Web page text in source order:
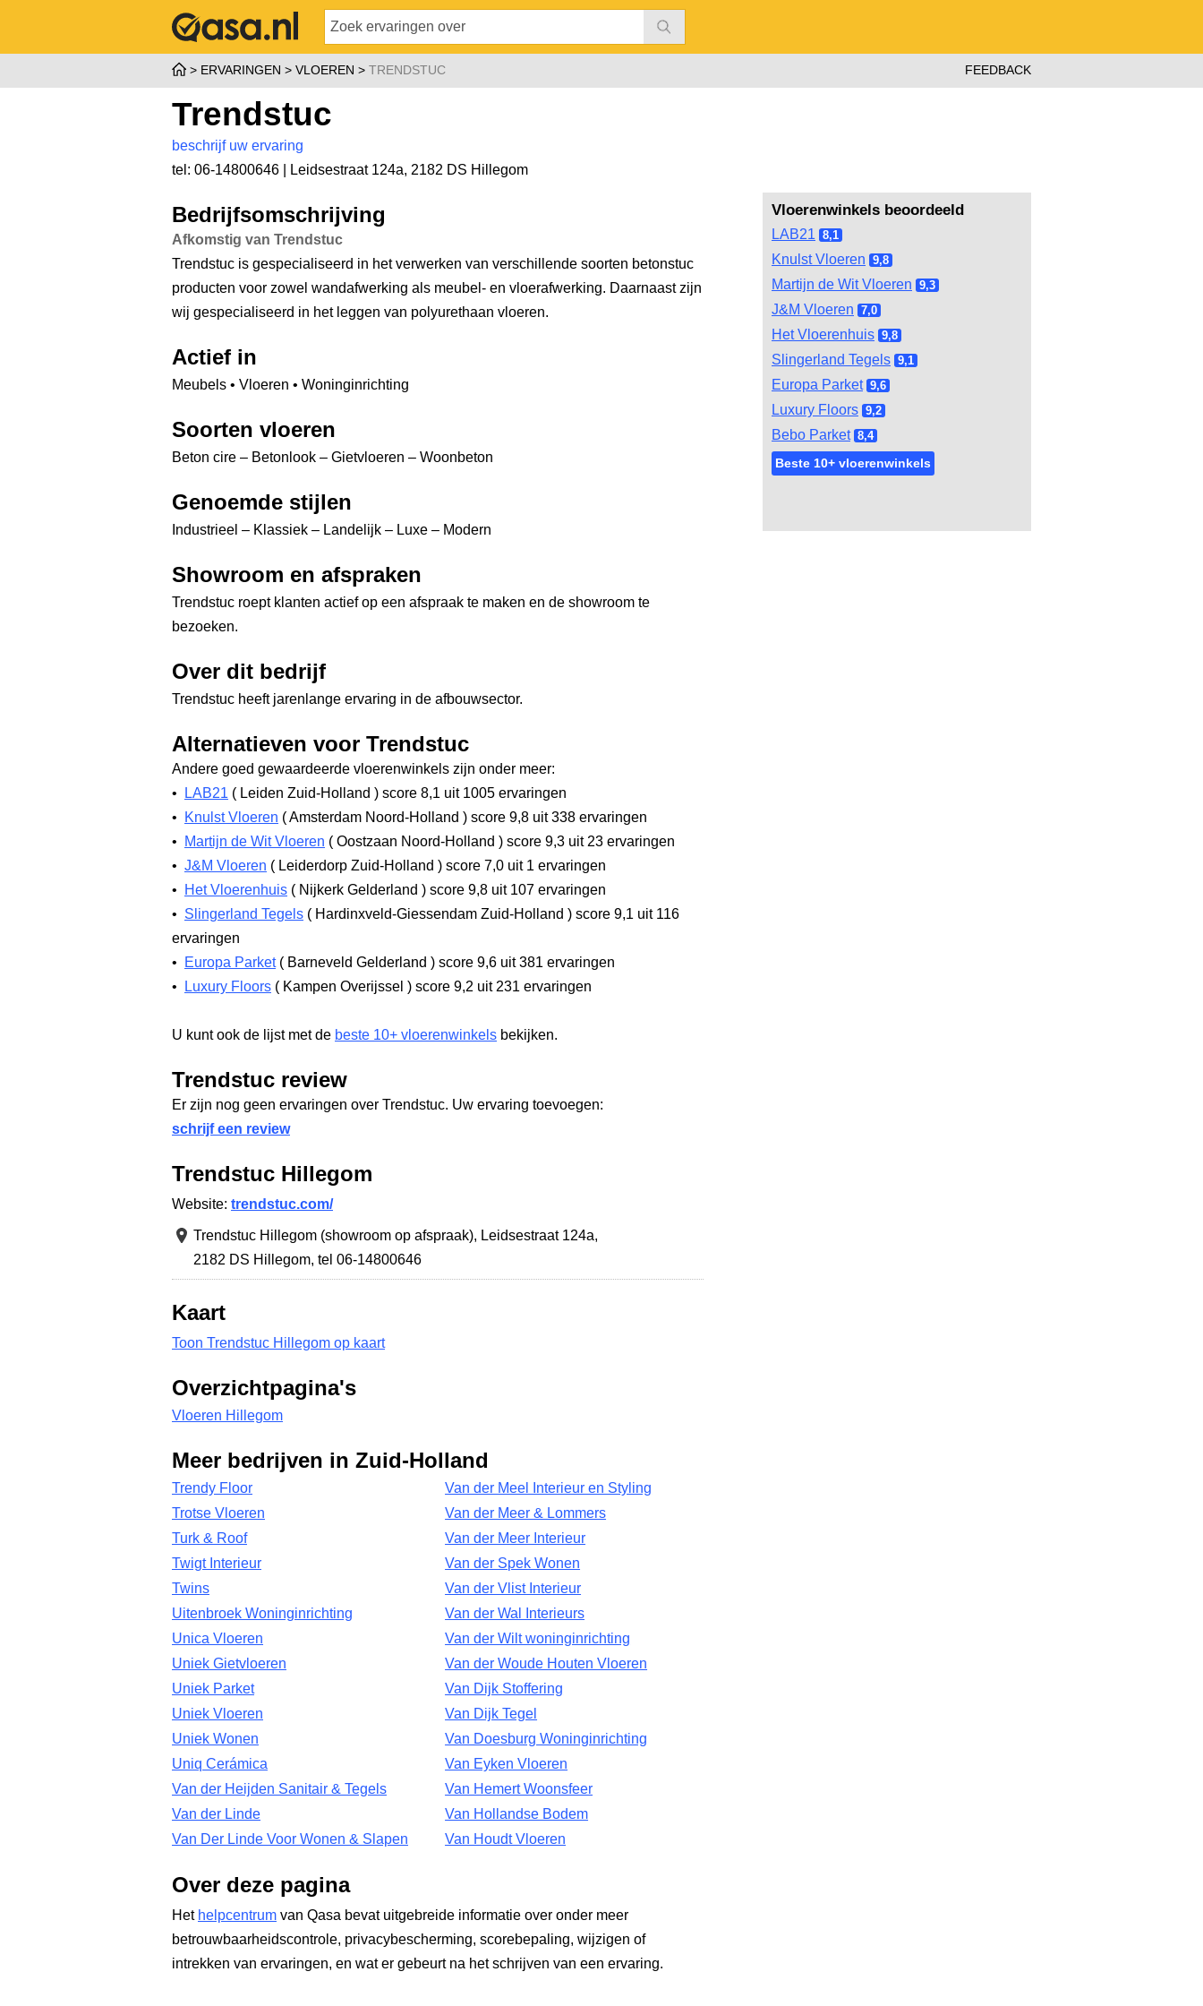
ERVARINGEN VLOEREN TRENDSTUC FEEDBACK
Trendstuc
beschrijf uw ervaring
tel: 06-14800646 |
Leidsestraat 124a, 2182 DS Hillegom
Vloerenwinkels beoordeeld
LAB21 8,1
Knulst Vloeren 9,8
Martijn de Wit Vloeren 9,3
J&M Vloeren 7,0
Het Vloerenhuis 9,8
Slingerland Tegels 9,1
Europa Parket 9,6
Luxury Floors 9,2
Bebo Parket 8,4
Beste 10+ vloerenwinkels
Bedrijfsomschrijving
Afkomstig van Trendstuc
Trendstuc is gespecialiseerd in het verwerken van verschillende soorten betonstuc
producten voor zowel wandafwerking als meubel- en vloerafwerking. Daarnaast zijn
wij gespecialiseerd in het leggen van polyurethaan vloeren.
Actief in
Meubels • Vloeren • Woninginrichting
Soorten vloeren
Beton cire – Betonlook – Gietvloeren – Woonbeton
Genoemde stijlen
Industrieel – Klassiek – Landelijk – Luxe – Modern
Showroom en afspraken
Trendstuc roept klanten actief op een afspraak te maken en de showroom te
bezoeken.
Over dit bedrijf
Trendstuc heeft jarenlange ervaring in de afbouwsector.
Alternatieven voor Trendstuc
Andere goed gewaardeerde vloerenwinkels zijn onder meer:
•
LAB21 ( Leiden Zuid-Holland ) score 8,1 uit 1005 ervaringen
•
Knulst Vloeren (Amsterdam Noord-Holland ) score 9,8 uit 338 ervaringen
•
Martijn de Wit Vloeren ( Oostzaan Noord-Holland ) score 9,3 uit 23 ervaringen
• J&M Vloeren ( Leiderdorp Zuid-Holland ) score 7,0 uit 1 ervaringen
•
Het Vloerenhuis ( Nijkerk Gelderland ) score 9,8 uit 107 ervaringen
• Slingerland Tegels ( Hardinxveld-Giessendam Zuid-Holland ) score 9,1 uit 116
ervaringen
•
Europa Parket ( Barneveld Gelderland ) score 9,6 uit 381 ervaringen
•
Luxury Floors ( Kampen Overijssel ) score 9,2 uit 231 ervaringen
U kunt ook de lijst met de beste 10+ vloerenwinkels bekijken.
Trendstuc review
Er zijn nog geen ervaringen over Trendstuc. Uw ervaring toevoegen:
schrijf een review
Trendstuc Hillegom
Website: trendstuc.com/
Trendstuc Hillegom (showroom op afspraak), Leidsestraat 124a,
2182 DS Hillegom, tel 06-14800646
Kaart
Toon Trendstuc Hillegom op kaart
Overzichtpagina's
Vloeren Hillegom
Meer bedrijven in Zuid-Holland
Trendy Floor
Trotse Vloeren
Turk & Roof
Twigt Interieur
Twins
Uitenbroek Woninginrichting
Unica Vloeren
Uniek Gietvloeren
Uniek Parket
Uniek Vloeren
Uniek Wonen
Uniq Cerámica
Van der Heijden Sanitair & Tegels
Van der Linde
Van Der Linde Voor Wonen & Slapen
Van der Meel Interieur en Styling
Van der Meer & Lommers
Van der Meer Interieur
Van der Spek Wonen
Van der Vlist Interieur
Van der Wal Interieurs
Van der Wilt woninginrichting
Van der Woude Houten Vloeren
Van Dijk Stoffering
Van Dijk Tegel
Van Doesburg Woninginrichting
Van Eyken Vloeren
Van Hemert Woonsfeer
Van Hollandse Bodem
Van Houdt Vloeren
Over deze pagina
Het helpcentrum van Qasa bevat uitgebreide informatie over onder meer
betrouwbaarheidscontrole, privacybescherming, scorebepaling, wijzigen of
intrekken van ervaringen, en wat er gebeurt na het schrijven van een ervaring.